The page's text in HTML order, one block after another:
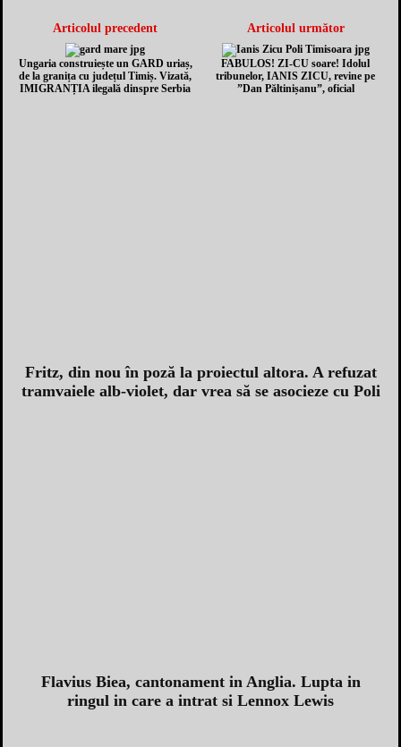
Articolul precedent
Ungaria construiește un GARD uriaș,
de la granița cu județul Timiș. Vizată,
IMIGRANȚIA ilegală dinspre Serbia
Articolul următor
FABULOS! ZI-CU soare! Idolul
tribunelor, IANIS ZICU, revine pe
”Dan Păltinișanu”, oficial
Fritz, din nou în poză la proiectul altora. A refuzat
tramvaiele alb-violet, dar vrea să se asocieze cu Poli
Flavius Biea, cantonament in Anglia. Lupta in
ringul in care a intrat si Lennox Lewis